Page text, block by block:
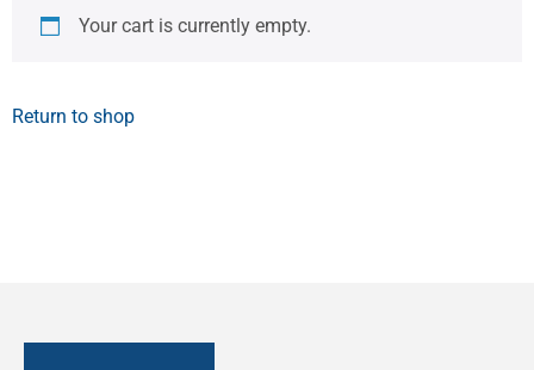
Your cart is currently empty.
Return to shop